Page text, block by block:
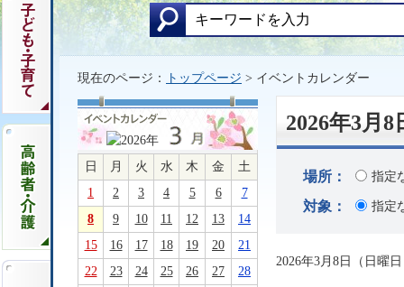
現在のページ： トップページ > イベントカレンダー
日 月 火 水 木 金
土
1
2 3 4 5 6
7
8
9 10 11 12 13
14
15
16 17 18 19 20
21
22
23 24 25 26 27
28
2026年3月
場所： 指定
対象： 指定
2026年3月8日（日曜